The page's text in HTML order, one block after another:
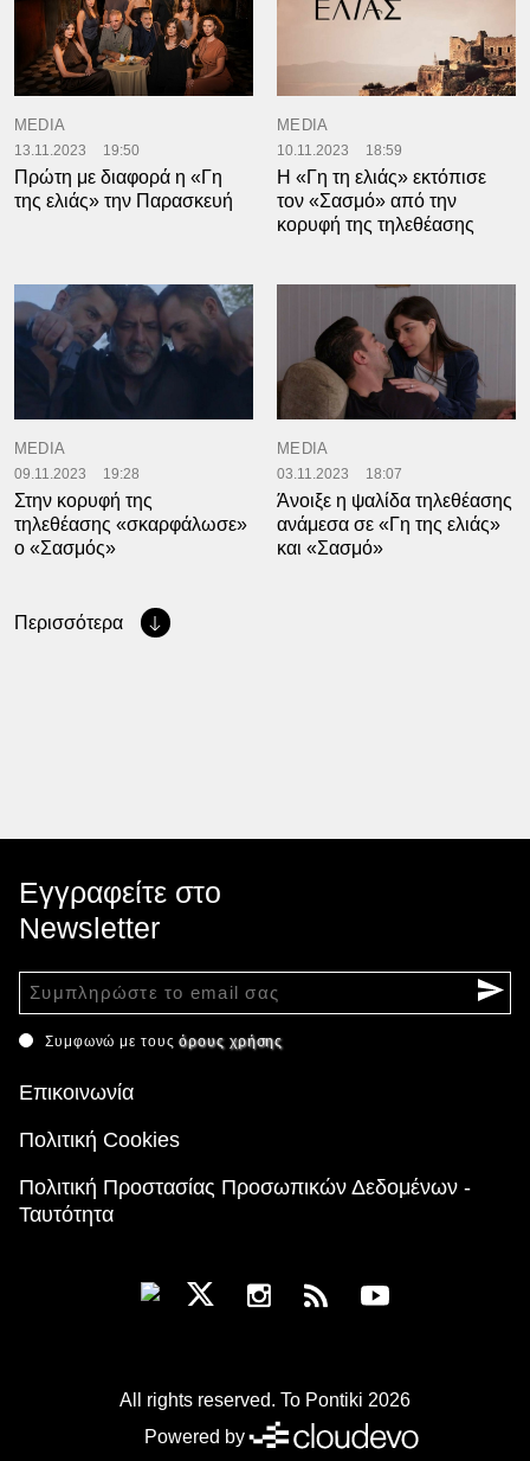
MEDIA
13.11.2023 19:50
Πρώτη με διαφορά η «Γη
της ελιάς» την Παρασκευή
MEDIA
10.11.2023 18:59
Η «Γη τη ελιάς» εκτόπισε
τον «Σασμό» από την
κορυφή της τηλεθέασης
MEDIA
09.11.2023 19:28
Στην κορυφή της
τηλεθέασης «σκαρφάλωσε»
ο «Σασμός»
MEDIA
03.11.2023 18:07
Άνοιξε η ψαλίδα τηλεθέασης
ανάμεσα σε «Γη της ελιάς»
και «Σασμό»
Περισσότερα
Εγγραφείτε στο
Newsletter
Συμφωνώ με τουςόρους χρήσης
Επικοινωνία
Πολιτική Cookies
Πολιτική Προστασίας Προσωπικών Δεδομένων -
Ταυτότητα
All rights reserved. To Pontiki 2026
Powered by